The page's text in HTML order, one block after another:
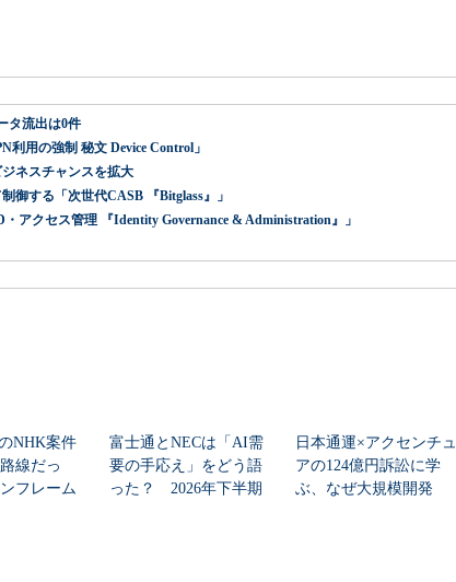
タ流出は0件
用の強制 秘文 Device Control」
ネスチャンスを拡大
御する「次世代CASB 『Bitglass』」
アクセス管理 『Identity Governance & Administration』」
NHK案件
線だっ
フレーム
富士通とNECは「AI需
要の手応え」をどう語
った？ 2026年下半期
日本通運×アクセンチュ
アの124億円訴訟に学
ぶ、なぜ大規模開発